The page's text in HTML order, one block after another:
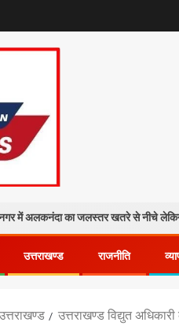
जलस्तर खतरे से नीचे लेकिन अलर्ट जारी
उत्तराखण्ड राजनीति
उत्तराखण्ड विद्युत